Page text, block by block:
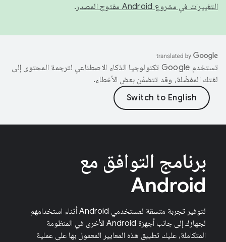
التغييرات في مشروع Android مفتوح المصدر
.
تستخدم Google تكنولوجيا الذكاء الاصطناعي لترجمة المحتوى إلى
لغتك المفضّلة، وقد تتضمّن بعض الأخطاء.
برنامج التوافق مع
Android
لتوفير تجربة متسقة لمستخدمي Android أثناء استخدامهم
لجهازك إلى جانب أجهزة Android الأخرى في المنظومة
المتكاملة، عليك تطبيق هذه المعايير المعمول بها على عملية